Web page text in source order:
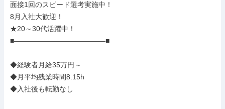
面接1回のスピード選考実施中！
8月入社大歓迎！
★20～30代活躍中！
■―――――――――――――■
◆経験者月給35万円～
◆月平均残業時間8.15h
◆入社後も転勤なし